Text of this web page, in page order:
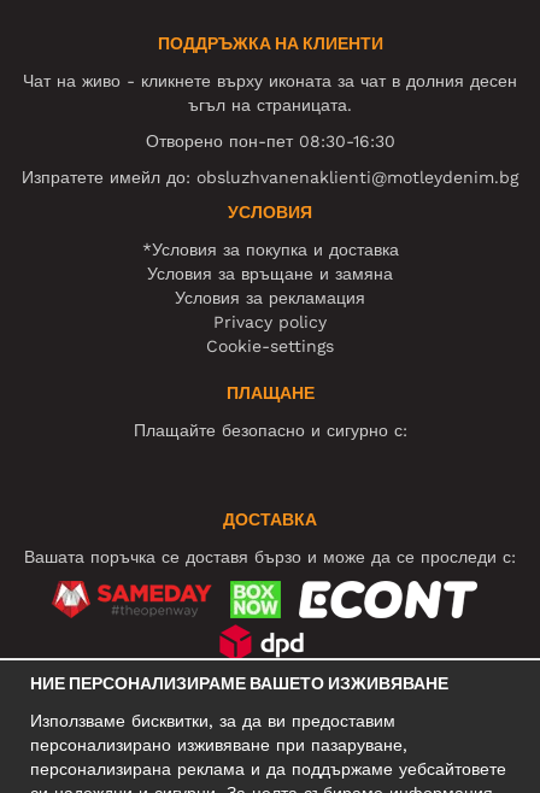
ПОДДРЪЖКА НА КЛИЕНТИ
Чат на живо - кликнете върху иконата за чат в долния десен
ъгъл на страницата.
Отворено пон-пет 08:30-16:30
Изпратете имейл до: obsluzhvanenaklienti@motleydenim.bg
УСЛОВИЯ
*Условия за покупка и доставка
Условия за връщане и замяна
Условия за рекламация
Privacy policy
Cookie-settings
ПЛАЩАНЕ
Плащайте безопасно и сигурно с:
ДОСТАВКА
Вашата поръчка се доставя бързо и може да се проследи с:
НИЕ ПЕРСОНАЛИЗИРАМЕ ВАШЕТО ИЗЖИВЯВАНЕ
Използваме бисквитки, за да ви предоставим
персонализирано изживяване при пазаруване,
персонализирана реклама и да поддържаме уебсайтовете